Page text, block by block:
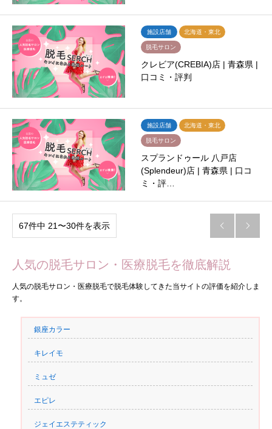
施設店舗 北海道・東北
脱毛サロン
クレビア(CREBIA)店 | 青森県 |
口コミ・評判
施設店舗 北海道・東北
脱毛サロン
スプランドゥール 八戸店
(Splendeur)店 | 青森県 | 口コ
ミ・評…
67件中 21〜30件を表示  
人気の脱毛サロン・医療脱毛を徹底解説
人気の脱毛サロン・医療脱毛で脱毛体験してきた当サイトの評価を紹介しま
す。
銀座カラー
キレイモ
ミュゼ
エピレ
ジェイエステティック